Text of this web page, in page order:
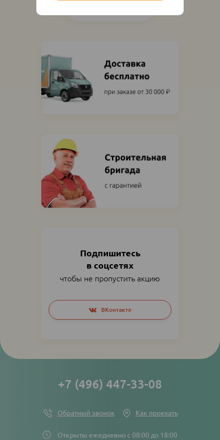
Подпишитесь
в соцсетях
чтобы не пропустить акцию
Social
networks
links
ВКонтакте
Открыты ежедневно с 08:00 до 18:00
+7 (496) 447-33-08
Обратный звонок Как проехать